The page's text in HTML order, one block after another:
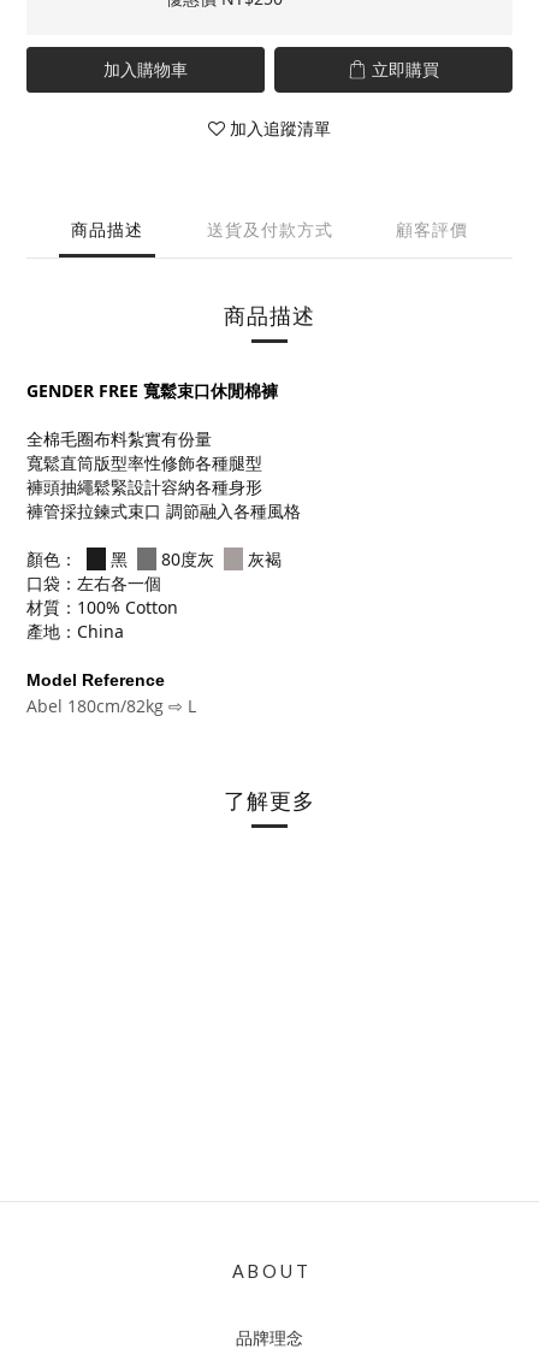
加入購物車 立即購買
加入追蹤清單
商品描述 送貨及付款方式 顧客評價
商品描述
GENDER FREE 寬鬆束口休閒棉褲
全棉毛圈布料紮實有份量
寬鬆直筒版型率性修飾各種腿型
褲頭抽繩鬆緊設計容納各種身形
褲管採拉鍊式束口 調節融入各種風格
顏色： 黑 80度灰
灰褐
口袋：左右各一個
材質：100% Cotton
產地：China
Model Reference
Abel 180cm/82kg ⇨ L
了解更多
A B O U T
品牌理念